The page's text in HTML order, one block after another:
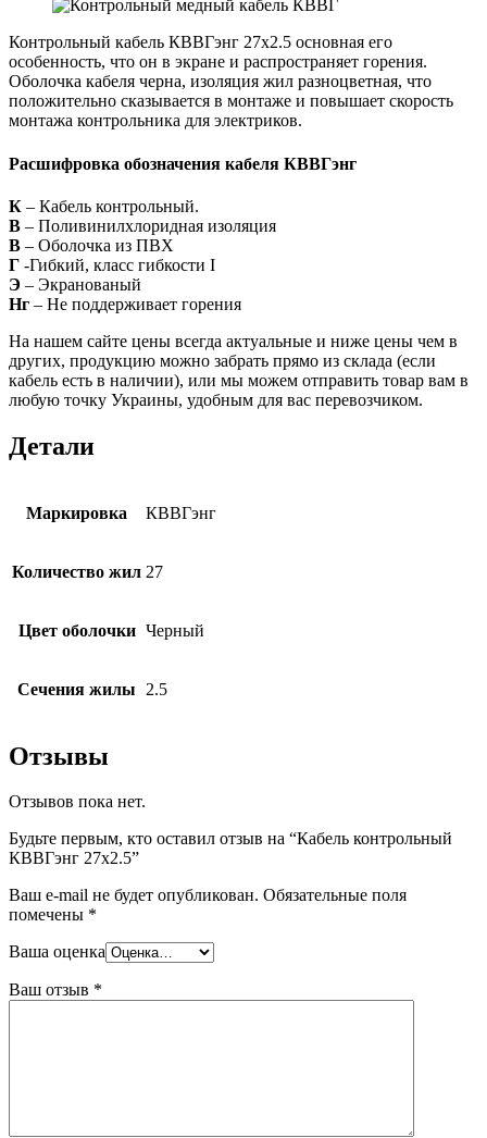
Контрольный кабель КВВГэнг 27х2.5 основная его
особенность, что он в экране и распространяет горения.
Оболочка кабеля черна, изоляция жил разноцветная, что
положительно сказывается в монтаже и повышает скорость
монтажа контрольника для электриков.
Расшифровка обозначения кабеля КВВГэнг
К – Кабель контрольный.
В – Поливинилхлоридная изоляция
В – Оболочка из ПВХ
Г -Гибкий, класс гибкости I
Э – Экранованый
Нг – Не поддерживает горения
На нашем сайте цены всегда актуальные и ниже цены чем в
других, продукцию можно забрать прямо из склада (если
кабель есть в наличии), или мы можем отправить товар вам в
любую точку Украины, удобным для вас перевозчиком.
Детали
Маркировка КВВГэнг
Количество жил 27
Цвет оболочки Черный
Сечения жилы 2.5
Отзывы
Отзывов пока нет.
Будьте первым, кто оставил отзыв на “Кабель контрольный
КВВГэнг 27х2.5”
Ваш e-mail не будет опубликован. Обязательные поля
помечены *
Ваша оценка
Ваш отзыв *